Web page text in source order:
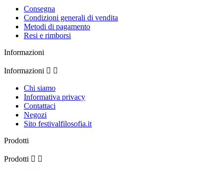
Consegna
Condizioni generali di vendita
Metodi di pagamento
Resi e rimborsi
Informazioni
Informazioni  
Chi siamo
Informativa privacy
Contattaci
Negozi
Sito festivalfilosofia.it
Prodotti
Prodotti  